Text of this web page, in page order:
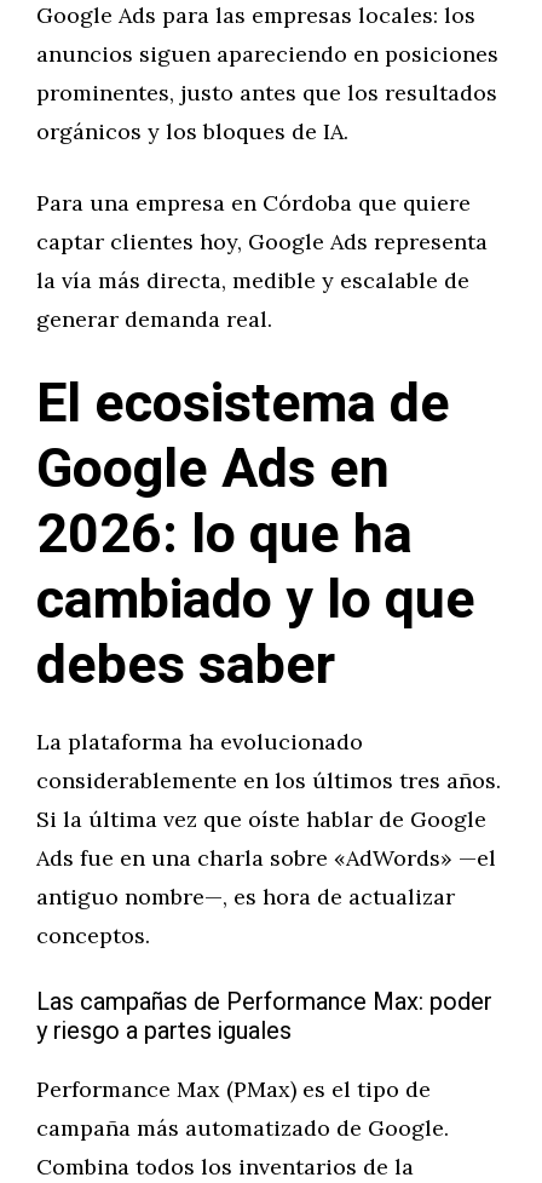
Google Ads para las empresas locales: los
anuncios siguen apareciendo en posiciones
prominentes, justo antes que los resultados
orgánicos y los bloques de IA.
Para una empresa en Córdoba que quiere
captar clientes hoy, Google Ads representa
la vía más directa, medible y escalable de
generar demanda real.
El ecosistema de
Google Ads en
2026: lo que ha
cambiado y lo que
debes saber
La plataforma ha evolucionado
considerablemente en los últimos tres años.
Si la última vez que oíste hablar de Google
Ads fue en una charla sobre «AdWords» —el
antiguo nombre—, es hora de actualizar
conceptos.
Las campañas de Performance Max: poder
y riesgo a partes iguales
Performance Max (PMax) es el tipo de
campaña más automatizado de Google.
Combina todos los inventarios de la